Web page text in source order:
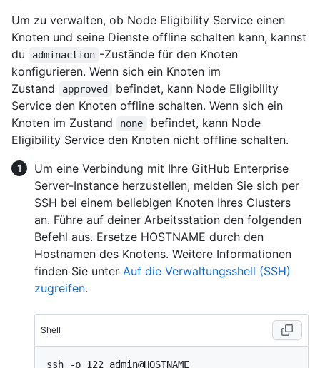
Um zu verwalten, ob Node Eligibility Service einen
Knoten und seine Dienste offline schalten kann, kannst
du
adminaction -Zustände für den Knoten
konfigurieren. Wenn sich ein Knoten im
Zustand
approved
befindet, kann Node Eligibility
Service den Knoten offline schalten. Wenn sich ein
Knoten im Zustand
none
befindet, kann Node
Eligibility Service den Knoten nicht offline schalten.
Um eine Verbindung mit Ihre GitHub Enterprise
Server-Instance herzustellen, melden Sie sich per
SSH bei einem beliebigen Knoten Ihres Clusters
an. Führe auf deiner Arbeitsstation den folgenden
Befehl aus. Ersetze HOSTNAME durch den
Hostnamen des Knotens. Weitere Informationen
finden Sie unter Auf die Verwaltungsshell (SSH)
zugreifen.
Shell